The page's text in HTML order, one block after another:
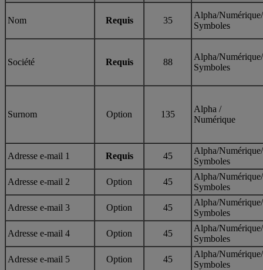
Nom Requis 35
Alpha/Numérique/
Symboles
Société Requis 88
Alpha/Numérique/
Symboles
Surnom Option 135
Alpha /
Numérique
Adresse e-mail 1 Requis 45
Alpha/Numérique/
Symboles
Adresse e-mail 2 Option 45
Alpha/Numérique/
Symboles
Adresse e-mail 3 Option 45
Alpha/Numérique/
Symboles
Adresse e-mail 4 Option 45
Alpha/Numérique/
Symboles
Adresse e-mail 5 Option 45
Alpha/Numérique/
Symboles